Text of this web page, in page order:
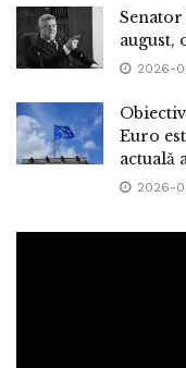
Senator
august,
2026-
Euro
actuală
2026-